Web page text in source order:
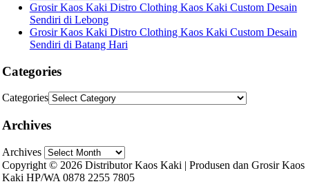
Grosir Kaos Kaki Distro Clothing Kaos Kaki Custom Desain
Sendiri di Lebong
Grosir Kaos Kaki Distro Clothing Kaos Kaki Custom Desain
Sendiri di Batang Hari
Categories
Categories
Archives
Archives
Copyright © 2026 Distributor Kaos Kaki | Produsen dan Grosir Kaos
Kaki HP/WA 0878 2255 7805